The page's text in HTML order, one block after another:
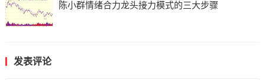
陈小群情绪合力龙头接力模式的三大步骤
发表评论